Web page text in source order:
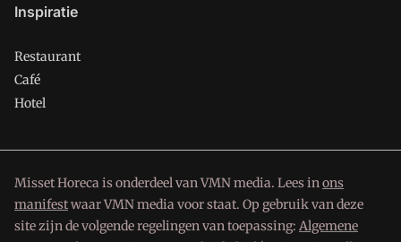
Inspiratie
Restaurant
Café
Hotel
Misset Horeca is onderdeel van VMN media. Lees inons
manifestwaar VMN media voor staat. Op gebruik van deze
site zijn de volgende regelingen van toepassing: Algemene